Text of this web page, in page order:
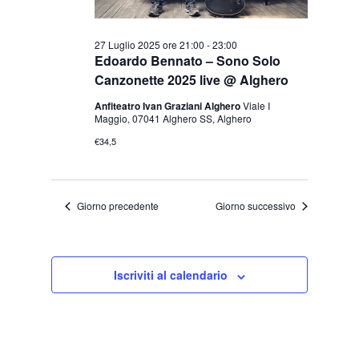
Edoardo Bennato – Sono Solo
Canzonette 2025 live @ Alghero
27 Luglio 2025 ore 21:00 -23:00
Anfiteatro Ivan Graziani AlgheroViale I
Maggio, 07041 Alghero SS, Alghero
€34,5
Giorno precedente Giorno successivo
Iscriviti al calendario